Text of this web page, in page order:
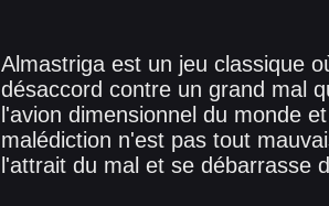
Almastriga est un jeu classique
désaccord contre un grand mal
l'avion dimensionnel du monde
malédiction n'est pas tout
l'attrait du mal et se débarrasse